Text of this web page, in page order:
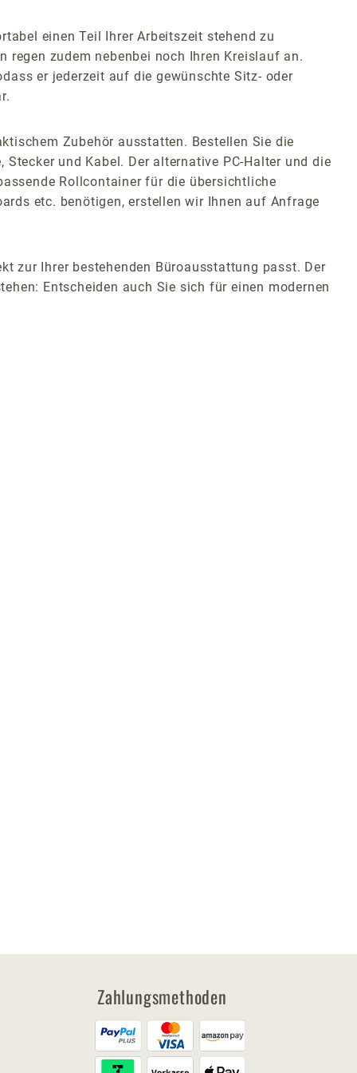
einen Teil Ihrer Arbeitszeit stehend zu
regen zudem nebenbei noch Ihren Kreislauf an.
er jederzeit auf die gewünschte Sitz- oder
Zubehör ausstatten. Bestellen Sie die
und Kabel. Der alternative PC-Halter und die
Rollcontainer für die übersichtliche
etc. benötigen, erstellen wir Ihnen auf Anfrage
zur Ihrer bestehenden Büroausstattung passt. Der
Entscheiden auch Sie sich für einen modernen
Zahlungsmethoden